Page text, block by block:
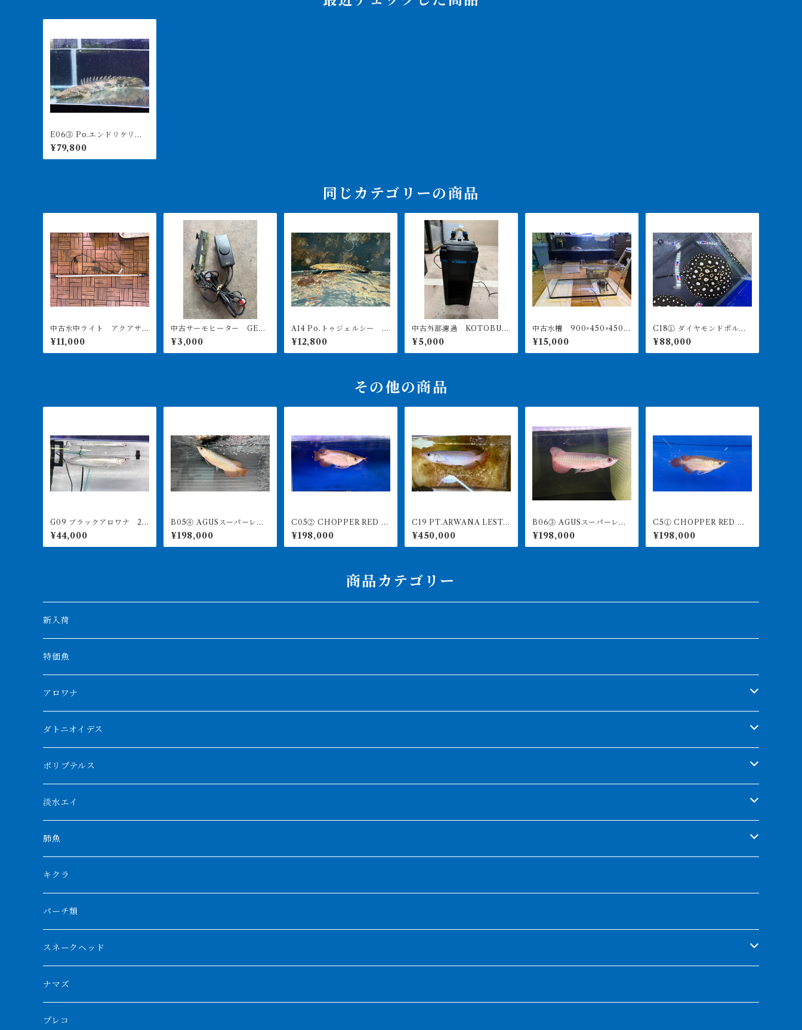
E06③ Po.エンドリケリーs
p ギニアワイルド 55㎝前
後 ♂ ラプエン 薬浴完了済
み
¥79,800
同じカテゴリーの商品
中古水中ライト アクアサ
ンライト1200 使用3ヶ月美
品
¥11,000
中古サーモヒーター GEX
サーモ&300Wヒーターセッ
ト 引き取り限定
¥3,000
A14 Po.トゥジェルシー 2
0㎝前後
¥12,800
中古外部濾過 KOTOBUK
I POWERBOX V1200 引
き取り限定
¥5,000
中古水槽 900×450×450ア
クリル水槽 上部濾過セッ
ト
¥15,000
C18① ダイヤモンドポル
カ アルビノヘテロ 体盤1
6㎝前後 ♀
¥88,000
その他の商品
G09 ブラックアロワナ 27
㎝前後 人工飼料食べます
¥44,000
B05④ AGUSスーパーレッ
ドF4 18㎝前後 PT.ARWA
NA LESTARI アジアアロワ
ナ 紅龍 260-005137
¥198,000
C05② CHOPPER RED チ
ョッパーレッド 12㎝前後
BILLY-KENオリジナル ア
ジアアロワナ 紅龍ショー
¥198,000
C19 PT.ARWANA LESTA
RI 最高峰紅龍 アブソリュ
ートレッド 18㎝前後 26
0-005143 アグスファーム
¥450,000
B06③ AGUSスーパーレッ
ドF4 18㎝前後 PT.ARWA
NA LESTARI アジアアロワ
ナ 紅龍 260-005133
¥198,000
C5① CHOPPER RED チ
ョッパーレッド 12㎝前後
BILLY-KENオリジナル ア
ジアアロワナ 紅龍ショー
¥198,000
商品カテゴリー
新入荷
特価魚
アロワナ
クンパイ
アブソリュートレッド
AGUS スーパーレッドF4
特殊アロワナ
厳選 過背金龍
フルゴールデンクロスバック
ブルーベースクロスバック
BILLY-KENオリジナルブランド紅龍
チョッパーレッド
ブルレッド
その他アジアアロワナ
特殊個体
紅龍
シルバーアロワナ
ブラックアロワナ
ダトニオイデス
シャムタイガー
特殊ダトニオ
ダトニオプラスワン
リアルバンド
フォークバンド
フォーバータイガー
メニーバータイガー
ニューギニアダトニオ
ポリプテルス
モンスターポリプ
特殊ポリプ
プラチナ個体
ショート個体
ハイブリッドポリプ
エンドリケリー
ギニア
ナイジェリア
ナイルビチャー
ナポレオンビチャー
バロ川
ビキールビキール
トゥルカナ湖
タンガニーカビチャー
淡水エイ
シナガワダイヤ
ダイヤモンドポルカ
クロコダイル
その他淡水エイ
肺魚
ネオケラ
その他肺魚
キクラ
パーチ類
スネークヘッド
チャンナバルカ
大型スネークヘッド
ナマズ
プレコ